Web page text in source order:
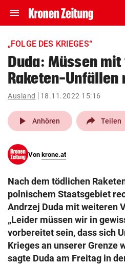
menu Navigation
ein-/ausklappen
account_circle Anmelden
pin_drop
Wien
search
eingeben
© Krone Multimedia GmbH & Co
Muthgasse 2, 1190 Wien
„FOLGE DES KRIEGES“
Duda: Müssen
Raketen-Unfällen
Ausland 18.11.2022 15:16
play_arrow Anhören Teilen
Von krone.at
Nach dem tödlichen
polnischem Staatsgebiet
Andrzej Duda mit weiteren
„Leider müssen wir in
vorbereitet sein, dass sich
Krieges an unserer Grenze
sagte Duda am Freitag in